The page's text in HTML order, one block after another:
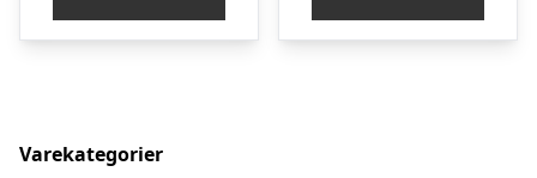
Varekategorier